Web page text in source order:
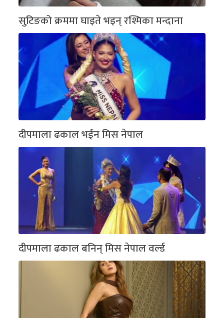
सुटिङको क्रममा घाइते भइन् रश्मिका मन्दाना
दीपमाला ढकाल भईन मिस नेपाल
दीपमाला ढकाल बनिन् मिस नेपाल वर्ल्ड